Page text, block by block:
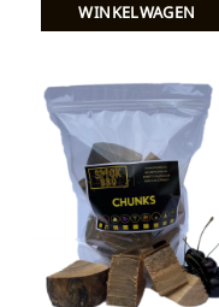
WINKELWAGEN
Toevoegen
aan
verlanglijst